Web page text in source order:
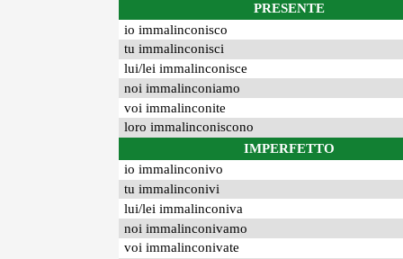
PRESENTE
io immalinconisco
tu immalinconisci
lui/lei immalinconisce
noi immalinconiamo
voi immalinconite
loro immalinconiscono
IMPERFETTO
io immalinconivo
tu immalinconivi
lui/lei immalinconiva
noi immalinconivamo
voi immalinconivate